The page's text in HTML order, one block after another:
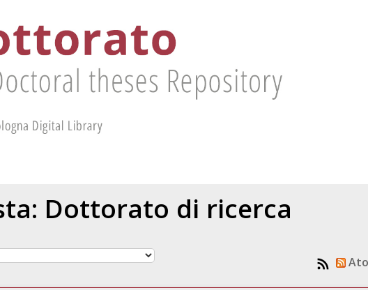
Dottorato di ricerca